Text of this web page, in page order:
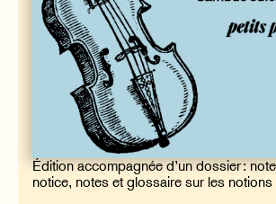
Édition accompagnée d’un dossier :
notice, notes et glossaire sur les notions